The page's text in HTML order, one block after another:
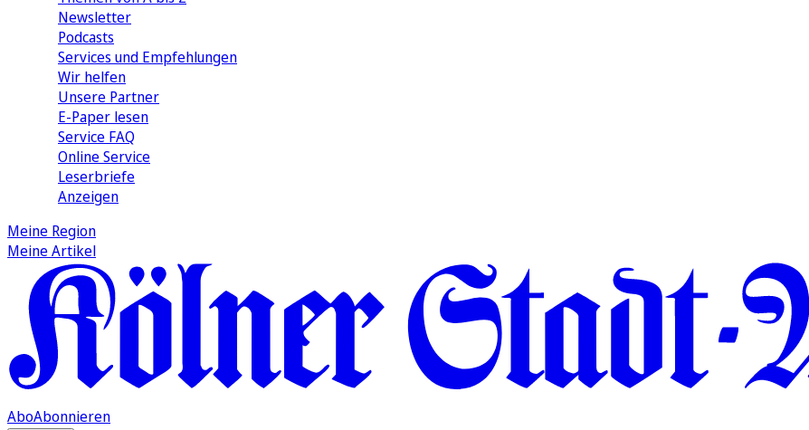
Newsletter
Podcasts
Services und Empfehlungen
Wir helfen
Unsere Partner
E-Paper lesen
Service FAQ
Online Service
Leserbriefe
Anzeigen
Meine Region
Meine Artikel
AboAbonnieren